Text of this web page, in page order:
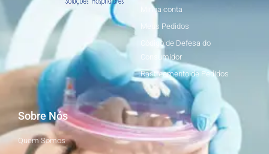
Minha conta
Meus Pedidos
Còdigo de Defesa do
Consumidor
Rastreamento de Pedidos
Sobre Nós
Quem Somos